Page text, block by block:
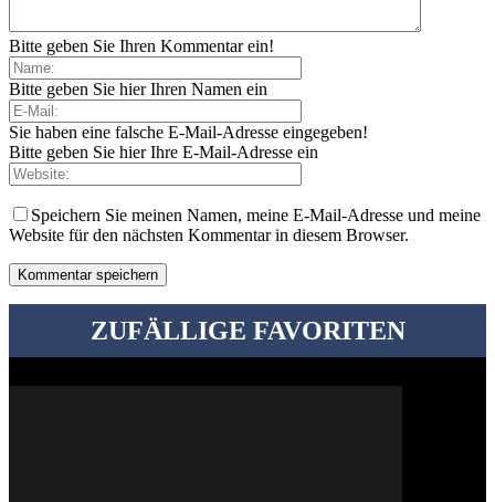
Bitte geben Sie Ihren Kommentar ein!
Bitte geben Sie hier Ihren Namen ein
Sie haben eine falsche E-Mail-Adresse eingegeben!
Bitte geben Sie hier Ihre E-Mail-Adresse ein
Speichern Sie meinen Namen, meine E-Mail-Adresse und meine
Website für den nächsten Kommentar in diesem Browser.
ZUFÄLLIGE FAVORITEN